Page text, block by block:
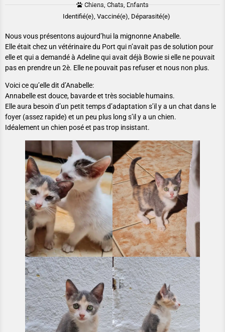
Chiens, Chats, Enfants
Identifié(e), Vacciné(e), Déparasité(e)
Nous vous présentons aujourd’hui la mignonne Anabelle.
Elle était chez un vétérinaire du Port qui n’avait pas de solution pour
elle et qui a demandé à Adeline qui avait déjà Bowie si elle ne pouvait
pas en prendre un 2è. Elle ne pouvait pas refuser et nous non plus.
Voici ce qu’elle dit d’Anabelle:
Annabelle est douce, bavarde et très sociable humains.
Elle aura besoin d’un petit temps d’adaptation s’il y a un chat dans le
foyer (assez rapide) et un peu plus long s’il y a un chien.
Idéalement un chien posé et pas trop insistant.